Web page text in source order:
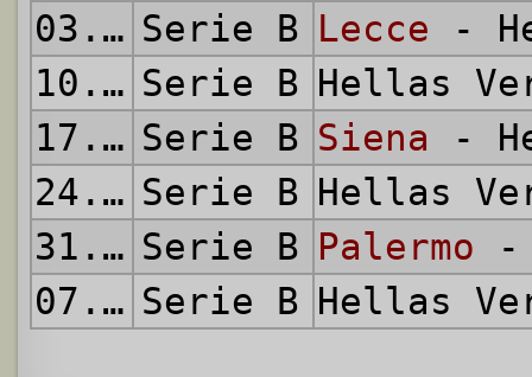
03.05.2003 Serie B Lecce -
10.05.2003 Serie B Hellas
17.05.2003 Serie B Siena -
24.05.2003 Serie B Hellas
31.05.2003 Serie B Palermo -
07.06.2003 Serie B Hellas